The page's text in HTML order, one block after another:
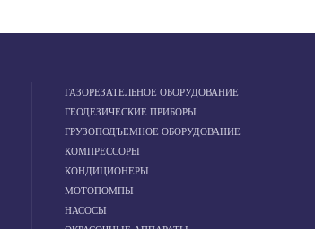
ГАЗОРЕЗАТЕЛЬНОЕ ОБОРУДОВАНИЕ
ГЕОДЕЗИЧЕСКИЕ ПРИБОРЫ
ГРУЗОПОДЪЕМНОЕ ОБОРУДОВАНИЕ
КОМПРЕССОРЫ
КОНДИЦИОНЕРЫ
МОТОПОМПЫ
НАСОСЫ